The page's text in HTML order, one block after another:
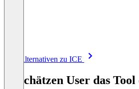
Alle Alternativen zu ICE
So schätzen User das